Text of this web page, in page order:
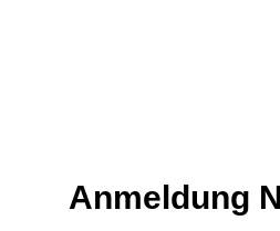
Anmeldung